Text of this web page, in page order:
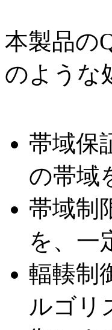
本製品の
のような
帯域保
の帯域
帯域制
を、一
輻輳制
ルゴリ